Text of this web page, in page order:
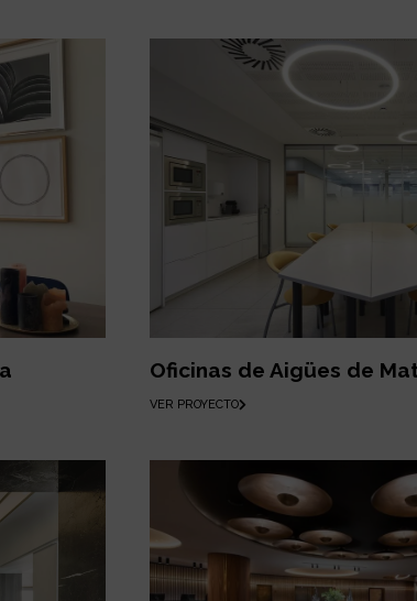
Oficinas de Aigües de
VER PROYECTO